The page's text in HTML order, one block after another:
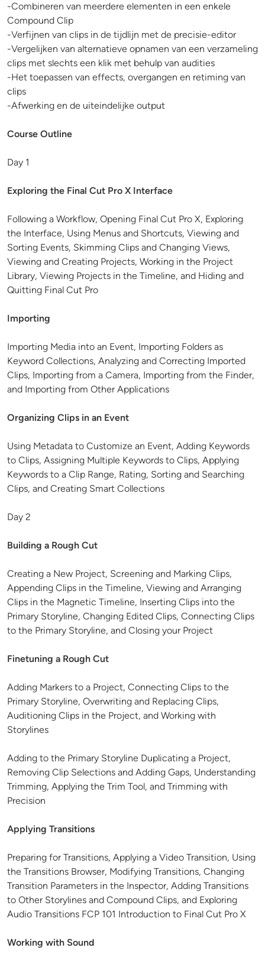
-Combineren van meerdere elementen in een enkele
Compound Clip
-Verfijnen van clips in de tijdlijn met de precisie-editor
-Vergelijken van alternatieve opnamen van een verzameling
clips met slechts een klik met behulp van audities
-Het toepassen van effects, overgangen en retiming van
clips
-Afwerking en de uiteindelijke output
Course Outline
Day 1
Exploring the Final Cut Pro X Interface
Following a Workflow, Opening Final Cut Pro X, Exploring
the Interface, Using Menus and Shortcuts, Viewing and
Sorting Events, Skimming Clips and Changing Views,
Viewing and Creating Projects, Working in the Project
Library, Viewing Projects in the Timeline, and Hiding and
Quitting Final Cut Pro
Importing
Importing Media into an Event, Importing Folders as
Keyword Collections, Analyzing and Correcting Imported
Clips, Importing from a Camera, Importing from the Finder,
and Importing from Other Applications
Organizing Clips in an Event
Using Metadata to Customize an Event, Adding Keywords
to Clips, Assigning Multiple Keywords to Clips, Applying
Keywords to a Clip Range, Rating, Sorting and Searching
Clips, and Creating Smart Collections
Day 2
Building a Rough Cut
Creating a New Project, Screening and Marking Clips,
Appending Clips in the Timeline, Viewing and Arranging
Clips in the Magnetic Timeline, Inserting Clips into the
Primary Storyline, Changing Edited Clips, Connecting Clips
to the Primary Storyline, and Closing your Project
Finetuning a Rough Cut
Adding Markers to a Project, Connecting Clips to the
Primary Storyline, Overwriting and Replacing Clips,
Auditioning Clips in the Project, and Working with
Storylines
Adding to the Primary Storyline Duplicating a Project,
Removing Clip Selections and Adding Gaps, Understanding
Trimming, Applying the Trim Tool, and Trimming with
Precision
Applying Transitions
Preparing for Transitions, Applying a Video Transition, Using
the Transitions Browser, Modifying Transitions, Changing
Transition Parameters in the Inspector, Adding Transitions
to Other Storylines and Compound Clips, and Exploring
Audio Transitions FCP 101 Introduction to Final Cut Pro X
Working with Sound